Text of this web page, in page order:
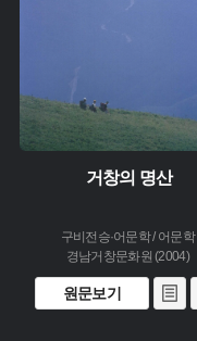
거창의 명산
구비전승·어문학 / 어문학
경남거창문화원 (2004)
원문보기